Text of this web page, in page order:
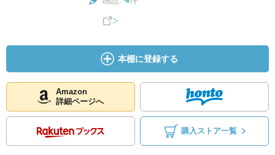
本棚に登録する
Amazon
詳細ページへ
購入ストア一覧